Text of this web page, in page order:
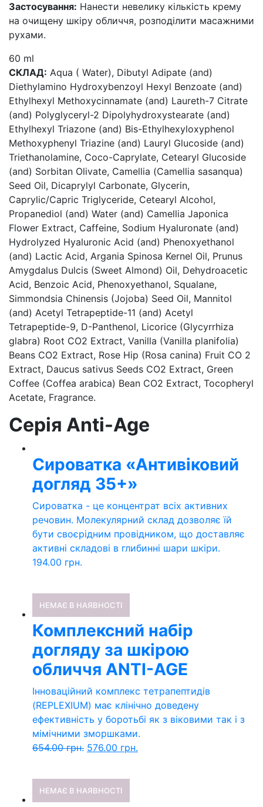
Застосування: Нанести невелику кількість крему
на очищену шкіру обличчя, розподілити масажними
рухами.
60 ml
СКЛАД: Aqua ( Water), Dibutyl Adipate (and)
Diethylamino Hydroxybenzoyl Hexyl Benzoate (and)
Ethylhexyl Methoxycinnamate (and) Laureth-7 Citrate
(and) Polyglyceryl-2 Dipolyhydroxystearate (and)
Ethylhexyl Triazone (and) Bis-Ethylhexyloxyphenol
Methoxyphenyl Triazine (and) Lauryl Glucoside (and)
Triethanolamine, Coco-Caprylate, Cetearyl Glucoside
(and) Sorbitan Olivate, Сamellia (Сamellia sasanqua)
Seed Oil, Dicaprylyl Carbonate, Glycerin,
Caprylic/Capric Triglyceride, Cetearyl Alcohol,
Propanediol (and) Water (and) Camellia Japonica
Flower Extract, Caffeine, Sodium Hyaluronate (and)
Hydrolyzed Hyaluronic Acid (and) Phenoxyethanol
(and) Lactic Acid, Argania Spinosa Kernel Oil, Prunus
Amygdalus Dulcis (Sweet Almond) Oil, Dehydroacetic
Acid, Benzoic Acid, Phenoxyethanol, Squalane,
Simmondsia Chinensis (Jojoba) Seed Oil, Mannitol
(and) Acetyl Tetrapeptide-11 (and) Acetyl
Tetrapeptide-9, D-Panthenol, Licorice (Glycyrrhiza
glabra) Root CO2 Extract, Vanilla (Vanilla planifolia)
Beans CO2 Extract, Rose Hip (Rosa canina) Fruit CO 2
Extract, Daucus sativus Seeds CO2 Extract, Green
Coffee (Coffea arabica) Bean CO2 Extract, Tocopheryl
Acetate, Fragrance.
Серія Anti-Age
Сироватка «Антивіковий
догляд 35+»
Сироватка - це концентрат всіх активних
речовин. Молекулярний склад дозволяє їй
бути своєрідним провідником, що доставляє
активні складові в глибинні шари шкіри.
194.00 грн.
НЕМАЄ В НАЯВНОСТІ
Комплексний набір
догляду за шкірою
обличчя ANTI-AGE
Інноваційний комплекс тетрапептидів
(REPLEXIUM) має клінічно доведену
ефективність у боротьбі як з віковими так і з
мімічними зморшками.
654.00грн. 576.00 грн.
НЕМАЄ В НАЯВНОСТІ